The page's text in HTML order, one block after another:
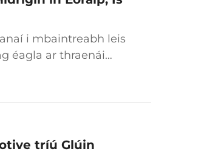
i mbaintreabh leis
éagla ar thraenái
tríú Glúin